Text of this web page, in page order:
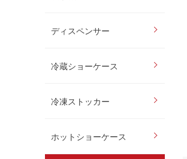
ディスペンサー
冷蔵ショーケース
冷凍ストッカー
ホットショーケース